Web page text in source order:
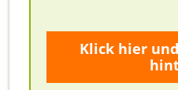
Klick hier